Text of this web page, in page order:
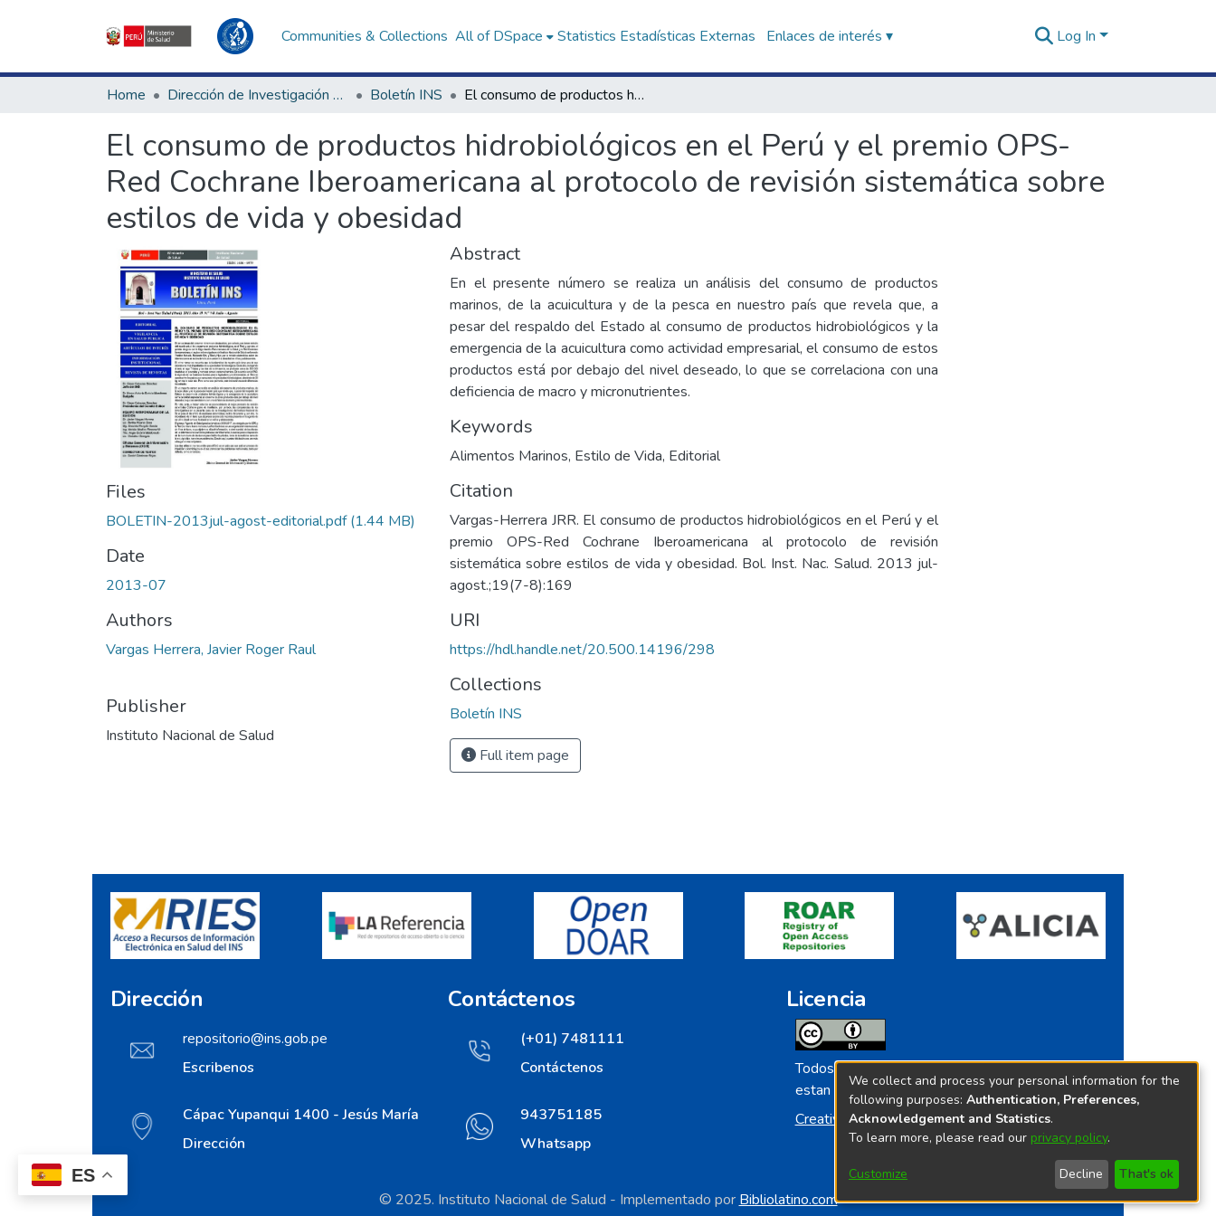
ES
Communities & Collections All of DSpace Statistics Estadísticas Externas Enlaces de interés ▾ Log In
Home Dirección de Investigación e Innovación en Salud Boletín INS El consumo de productos hidrobiológicos en el Perú y el premio OPS-Red Cochrane Iberoamericana al protocolo de revisión sistemática sobre estilos de vida y obesidad
El consumo de productos hidrobiológicos en el Perú y el premio OPS-
Red Cochrane Iberoamericana al protocolo de revisión sistemática sobre
estilos de vida y obesidad
Files
BOLETIN-2013jul-agost-editorial.pdf(1.44 MB)
Date
2013-07
Authors
Vargas Herrera, Javier Roger Raul
Publisher
Instituto Nacional de Salud
Abstract
En el presente número se realiza un análisis del consumo de productos
marinos, de la acuicultura y de la pesca en nuestro país que revela que, a
pesar del respaldo del Estado al consumo de productos hidrobiológicos y la
emergencia de la acuicultura como actividad empresarial, el consumo de estos
productos está por debajo del nivel deseado, lo que se correlaciona con una
deficiencia de macro y micronutrientes.
Keywords
Alimentos Marinos, Estilo de Vida, Editorial
Citation
Vargas-Herrera JRR. El consumo de productos hidrobiológicos en el Perú y el
premio OPS-Red Cochrane Iberoamericana al protocolo de revisión
sistemática sobre estilos de vida y obesidad. Bol. Inst. Nac. Salud. 2013 jul-
agost.;19(7-8):169
URI
https://hdl.handle.net/20.500.14196/298
Collections
Boletín INS
Full item page
Dirección
repositorio@ins.gob.pe
Escribenos
Cápac Yupanqui 1400 - Jesús María
Dirección
Contáctenos
(+01) 7481111
Contáctenos
943751185
Whatsapp
Licencia
Todos los contenidos de repositorio.ins.gob.pe
estan licenciados bajo
Creative Commoms License
© 2025. Instituto Nacional de Salud - Implementado por Bibliolatino.com
We collect and process your personal information for the
following purposes: Authentication, Preferences,
Acknowledgement and Statistics.
To learn more, please read our privacy policy.
Customize Decline That's ok